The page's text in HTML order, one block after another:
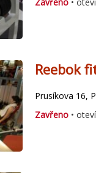
Reebok
Prusíkova 16,
Zavřeno •